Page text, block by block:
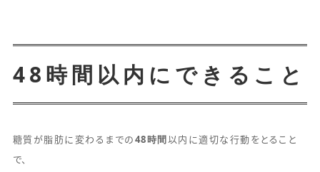
48時間以内にできること
糖質が脂肪に変わるまでの 48時間以内に適切な行動をとること
で、